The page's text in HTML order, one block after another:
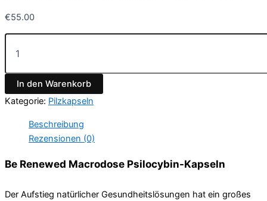
€55.00
In den Warenkorb
Kategorie: Pilzkapseln
Beschreibung
Rezensionen (0)
Be Renewed Macrodose Psilocybin-Kapseln
Der Aufstieg natürlicher Gesundheitslösungen hat ein großes